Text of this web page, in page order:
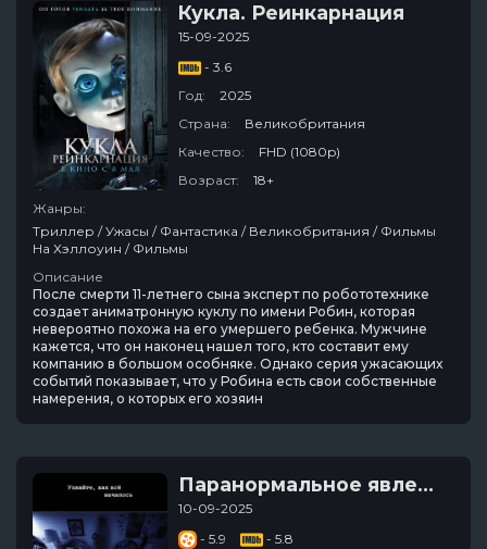
Кукла. Реинкарнация
15-09-2025
- 3.6
Год:
2025
Страна:
Великобритания
Качество:
FHD (1080p)
Возраст:
18+
Жанры:
Триллер / Ужасы / Фантастика / Великобритания / Фильмы
На Хэллоуин / Фильмы
Описание
После смерти 11-летнего сына эксперт по робототехнике
создает аниматронную куклу по имени Робин, которая
невероятно похожа на его умершего ребенка. Мужчине
кажется, что он наконец нашел того, кто составит ему
компанию в большом особняке. Однако серия ужасающих
событий показывает, что у Робина есть свои собственные
намерения, о которых его хозяин
Паранормальное явление 3
10-09-2025
- 5.9
- 5.8